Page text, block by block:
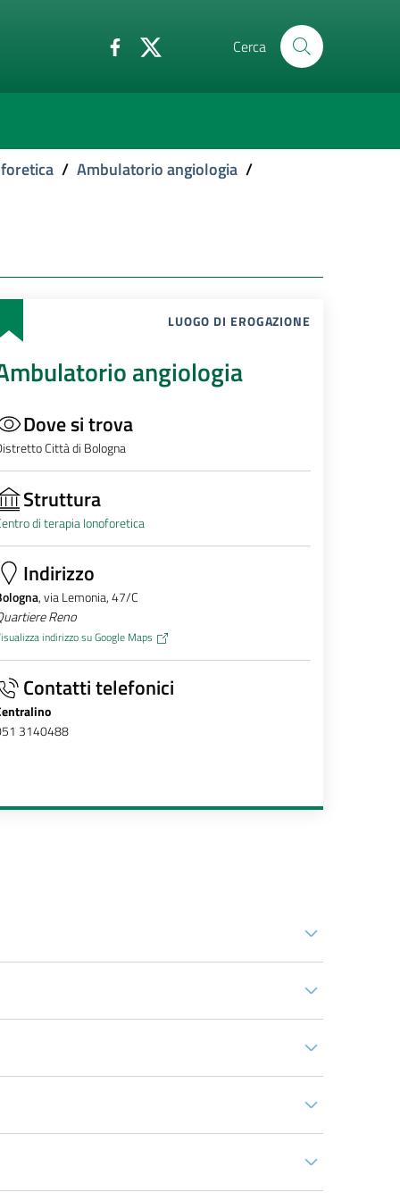
Cerca
/ Ambulatorio angiologia /
LUOGO DI EROGAZIONE
angiologia
Dove si trova
Città di Bologna
Struttura
di terapia Ionoforetica
Indirizzo
, via Lemonia, 47/C
Reno
indirizzo su Google Maps
Contatti telefonici
3140488